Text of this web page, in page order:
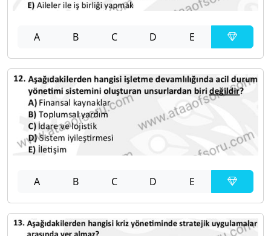
A B C D E
A B C D E